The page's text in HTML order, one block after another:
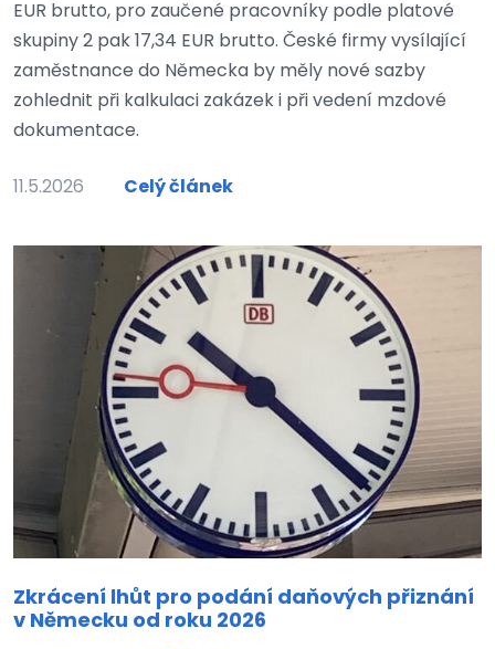
EUR brutto, pro zaučené pracovníky podle platové
skupiny 2 pak 17,34 EUR brutto. České firmy vysílající
zaměstnance do Německa by měly nové sazby
zohlednit při kalkulaci zakázek i při vedení mzdové
dokumentace.
11.5.2026 Celý článek
Zkrácení lhůt pro podání daňových přiznání
v Německu od roku 2026